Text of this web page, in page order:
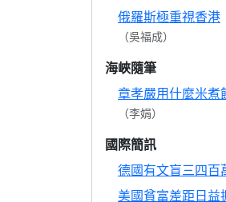
俄羅斯極重視香港
（吳福成）
海峽隨筆
章孝嚴用什麼米煮
（李娟）
國際簡訊
德國有文盲三四百
美國貧富差距日益